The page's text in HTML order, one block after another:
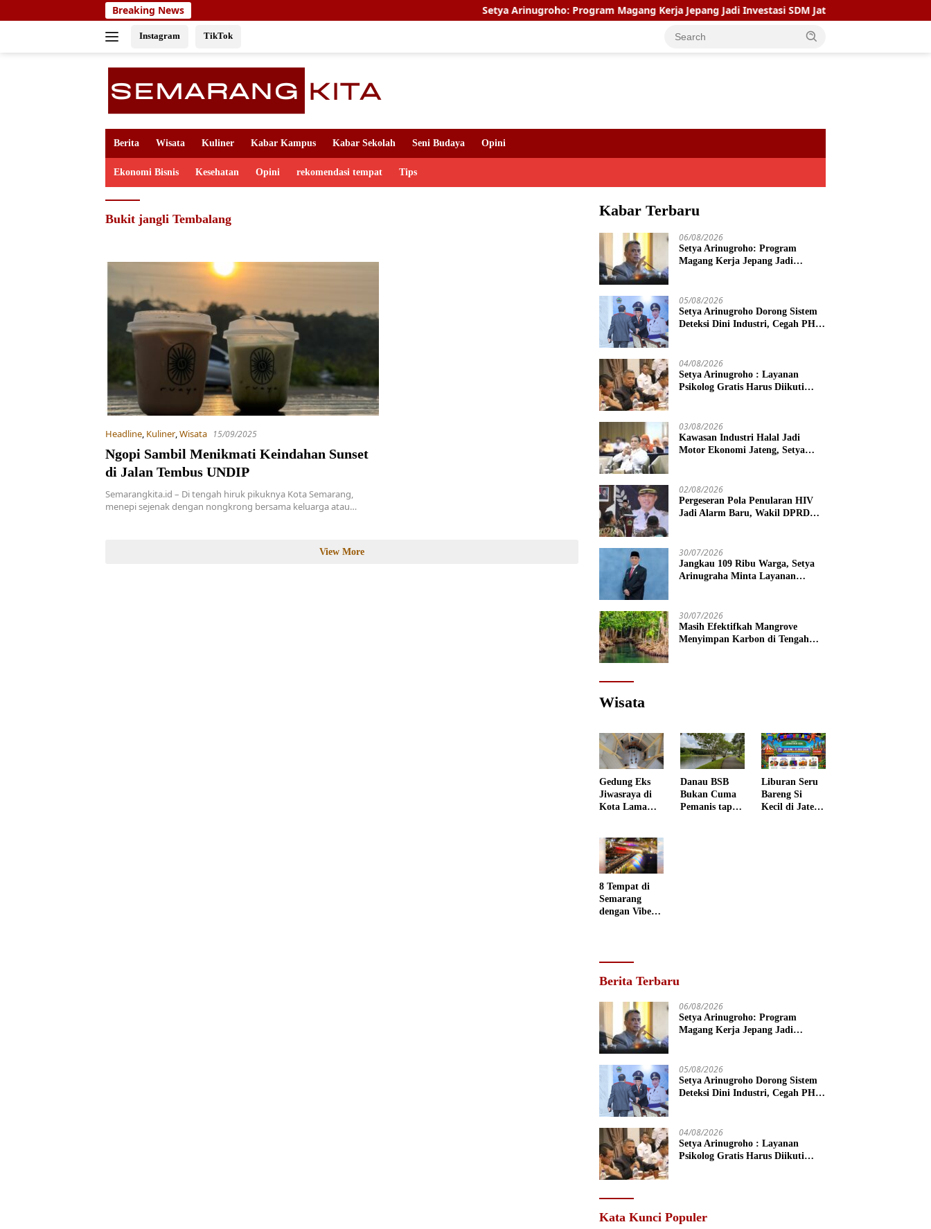
to
Breaking News Setya Arinugroho: Program Magang Kerja Jepang Jadi Investasi SDM Jateng
Instagram TikTok
Berita Wisata Kuliner Kabar Kampus Kabar Sekolah Seni Budaya Opini
Ekonomi Bisnis Kesehatan Opini rekomendasi tempat Tips
Bukit jangli Tembalang
Headline, Kuliner,Wisata 15/09/2025
Ngopi Sambil Menikmati Keindahan Sunset
di Jalan Tembus UNDIP
Semarangkita.id – Di tengah hiruk pikuknya Kota Semarang,
menepi sejenak dengan nongkrong bersama keluarga atau…
View More
Kabar Terbaru
06/08/2026
Setya Arinugroho: Program
Magang Kerja Jepang Jadi
05/08/2026
Setya Arinugroho Dorong Sistem
Deteksi Dini Industri, Cegah PHK
04/08/2026
Setya Arinugroho : Layanan
Psikolog Gratis Harus Diikuti
03/08/2026
Kawasan Industri Halal Jadi
Motor Ekonomi Jateng, Setya
02/08/2026
Pergeseran Pola Penularan HIV
Jadi Alarm Baru, Wakil DPRD
30/07/2026
Jangkau 109 Ribu Warga, Setya
Arinugraha Minta Layanan
30/07/2026
Masih Efektifkah Mangrove
Menyimpan Karbon di Tengah
Wisata
Gedung Eks
Jiwasraya di
Kota Lama
jadi Museum
Fotografi
Danau BSB
Bukan Cuma
Pemanis tapi
Liburan Seru
Bareng Si
Kecil di Jateng
8 Tempat di
Semarang
dengan Vibes
Berita Terbaru
06/08/2026
Setya Arinugroho: Program
Magang Kerja Jepang Jadi
05/08/2026
Setya Arinugroho Dorong Sistem
Deteksi Dini Industri, Cegah PHK
04/08/2026
Setya Arinugroho : Layanan
Psikolog Gratis Harus Diikuti
Kata Kunci Populer